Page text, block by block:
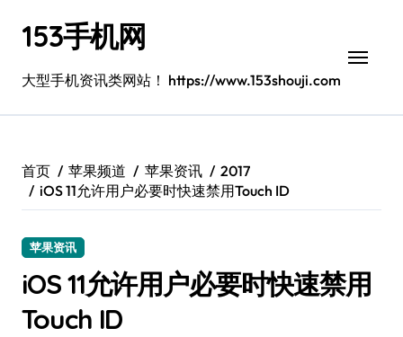
153手机网
大型手机资讯类网站！ https://www.153shouji.com
首页 苹果频道 苹果资讯
2017
iOS 11允许用户必要时快速禁用Touch ID
苹果资讯
iOS 11允许用户必要时快速禁用
Touch ID